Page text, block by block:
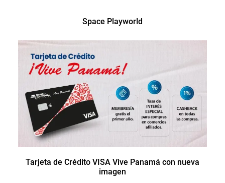
Space Playworld
Tarjeta de Crédito VISA Vive Panamá con nueva
imagen